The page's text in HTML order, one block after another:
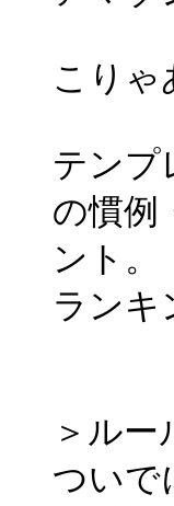
こりゃ
テンプ
の慣例
ント。
ランキ
＞ル
ついで